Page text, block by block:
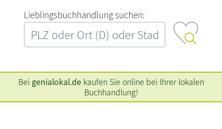
L‍i‍e‍b‍l‍i‍n‍g‍s‍b‍u‍c‍h‍h‍a‍n‍d‍l‍u‍n‍g‍ ‍s‍u‍c‍h‍e‍n‍:‍
Bei genialokal.de kaufen Sie online bei Ihrer lokalen
Buchhandlung!